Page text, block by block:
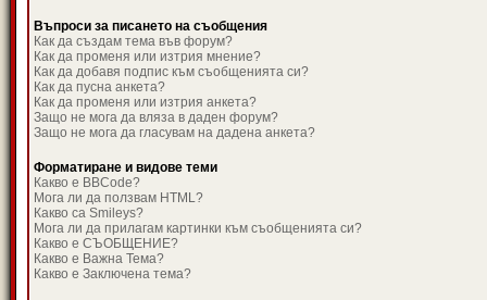
Въпроси за писането на съобщения
Как да създам тема във форум?
Как да променя или изтрия мнение?
Как да добавя подпис към съобщенията си?
Как да пусна анкета?
Как да променя или изтрия анкета?
Защо не мога да вляза в даден форум?
Защо не мога да гласувам на дадена анкета?
Форматиране и видове теми
Какво е BBCode?
Мога ли да ползвам HTML?
Какво са Smileys?
Мога ли да прилагам картинки към съобщенията си?
Какво е СЪОБЩЕНИЕ?
Какво е Важна Тема?
Какво е Заключена тема?